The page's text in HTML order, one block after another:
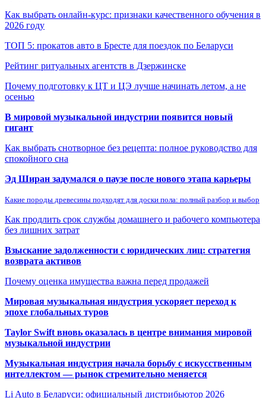
Как выбрать онлайн-курс: признаки качественного обучения в
2026 году
ТОП 5: прокатов авто в Бресте для поездок по Беларуси
Рейтинг ритуальных агентств в Дзержинске
Почему подготовку к ЦТ и ЦЭ лучше начинать летом, а не
осенью
В мировой музыкальной индустрии появится новый
гигант
Как выбрать снотворное без рецепта: полное руководство для
спокойного сна
Эд Ширан задумался о паузе после нового этапа карьеры
Какие породы древесины подходят для доски пола: полный разбор и выбор
Как продлить срок службы домашнего и рабочего компьютера
без лишних затрат
Взыскание задолженности с юридических лиц: стратегия
возврата активов
Почему оценка имущества важна перед продажей
Мировая музыкальная индустрия ускоряет переход к
эпохе глобальных туров
Taylor Swift вновь оказалась в центре внимания мировой
музыкальной индустрии
Музыкальная индустрия начала борьбу с искусственным
интеллектом — рынок стремительно меняется
Li Auto в Беларуси: официальный дистрибьютор 2026